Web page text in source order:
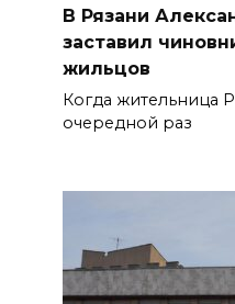
В Рязани
заставил
жильцов
Когда жительница
очередной раз